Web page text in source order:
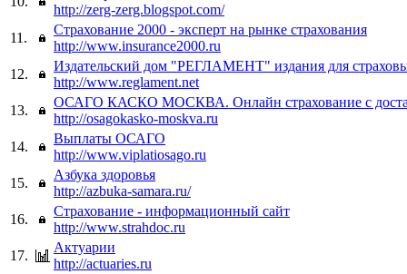
http://zerg-zerg.blogspot.com/
11.
Страхование 2000 - эксперт на рынке страхования
http://www.insurance2000.ru
12.
Издательский дом "РЕГЛАМЕНТ" издания для
http://www.reglament.net
13.
ОСАГО КАСКО МОСКВА. Онлайн страхование с
http://osagokasko-moskva.ru
14.
Выплаты ОСАГО
http://www.viplatiosago.ru
15.
Азбука здоровья
http://azbuka-samara.ru/
16.
Страхование - информационный сайт
http://www.strahdoc.ru
17.
Актуарии
http://actuaries.ru